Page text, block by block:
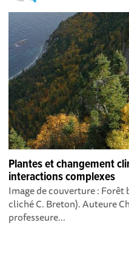
Plantes et changement
interactions complexes
Image de couverture : Forêt
cliché C. Breton). Auteure
professeure...